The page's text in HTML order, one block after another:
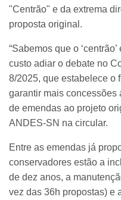
"Centrão" e da extrema
proposta original.
“Sabemos que o
custo adiar o debate no
8/2025, que estabelece o
garantir mais concessões
de emendas ao projeto
ANDES-SN na circular.
Entre as emendas já
conservadores estão a
de dez anos, a
vez das 36h propostas) e